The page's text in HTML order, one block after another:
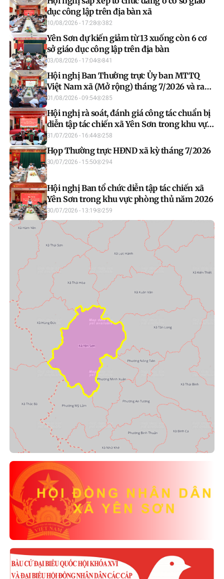
dục công lập trên địa bàn xã
10/08/2026 - 17:28 382
Yên Sơn dự kiến giảm từ 13 xuống còn 6 cơ
sở giáo dục công lập trên địa bàn
03/08/2026 - 17:04 841
Hội nghị Ban Thường trực Ủy ban MTTQ
Việt Nam xã (Mở rộng) tháng 7/2026 và ra
mắt mô hình “Mặt trận số”
01/08/2026 - 09:54 285
Hội nghị rà soát, đánh giá công tác chuẩn bị
diễn tập tác chiến xã Yên Sơn trong khu vực
phòng thủ năm 2026
31/07/2026 - 16:44 258
Họp Thường trực HĐND xã kỳ tháng 7/2026
30/07/2026 - 15:50 294
Hội nghị Ban tổ chức diễn tập tác chiến xã
Yên Sơn trong khu vực phòng thủ năm 2026
30/07/2026 - 13:19 259